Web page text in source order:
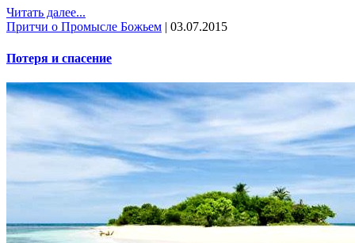
Читать далее...
Притчи о Промысле Божьем | 03.07.2015
Потеря и спасение